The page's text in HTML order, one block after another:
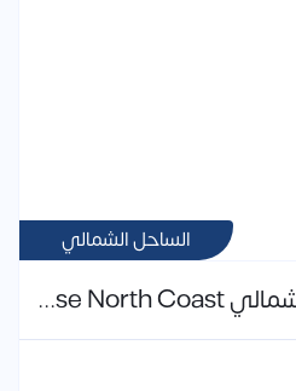
الساحل الشمالي
قرية دوس الساحل الشمالي Dose North Coast تفاصيل واسعار